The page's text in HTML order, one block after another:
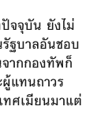
จจุบัน ยังไม่
ฐบาลอันชอบ
ากกองทัพก็
แทนถาวร
ทศเมียนมาแต่